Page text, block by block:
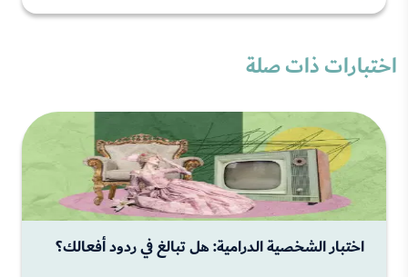
اختبارات ذات صلة
اختبار الشخصية الدرامية: هل تبالغ في ردود أفعالك؟